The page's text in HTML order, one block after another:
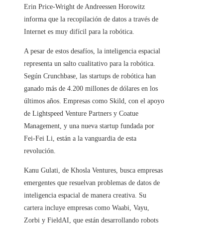
Erin Price-Wright de Andreessen Horowitz
informa que la recopilación de datos a través de
Internet es muy difícil para la robótica.
A pesar de estos desafíos, la inteligencia espacial
representa un salto cualitativo para la robótica.
Según Crunchbase, las startups de robótica han
ganado más de 4.200 millones de dólares en los
últimos años. Empresas como Skild, con el apoyo
de Lightspeed Venture Partners y Coatue
Management, y una nueva startup fundada por
Fei-Fei Li, están a la vanguardia de esta
revolución.
Kanu Gulati, de Khosla Ventures, busca empresas
emergentes que resuelvan problemas de datos de
inteligencia espacial de manera creativa. Su
cartera incluye empresas como Waabi, Vayu,
Zorbi y FieldAI, que están desarrollando robots